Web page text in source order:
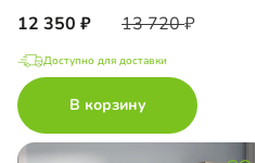
12 350 13 720
Доступно для доставки
В корзину